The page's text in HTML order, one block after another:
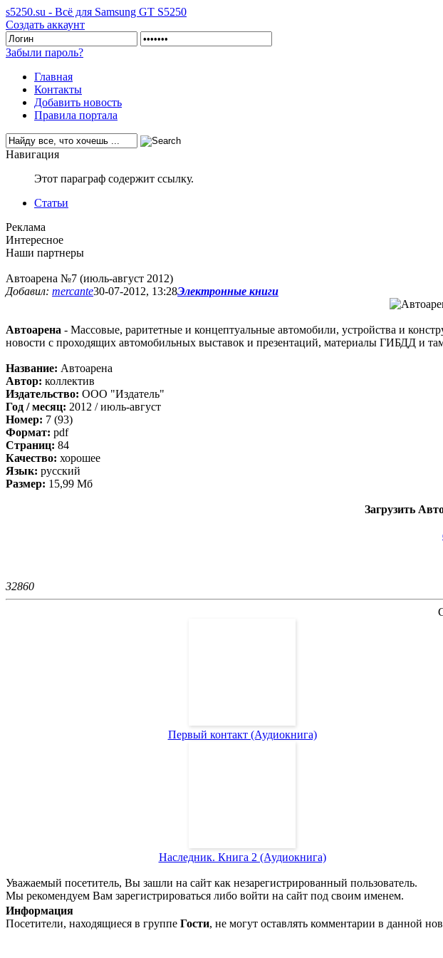
s5250.su - Всё для Samsung GT S5250
Создать аккаунт
Забыли пароль?
Главная
Контакты
Добавить новость
Правила портала
Навигация
Этот параграф содержит ссылку.
Статьи
Реклама
Интересное
Наши партнеры
Автоарена №7 (июль-август 2012)
Добавил: mercante30-07-2012, 13:28Электронные книги
Автоарена - Массовые, раритетные и концептуальные автомобили, устройства и
новости с проходящих автомобильных выставок и презентаций, материалы ГИБДД и
Название: Автоарена
Автор: коллектив
Издательство: ООО "Издатель"
Год / месяц: 2012 / июль-август
Номер: 7 (93)
Формат: pdf
Страниц: 84
Качество: хорошее
Язык: русский
Размер: 15,99 Мб
Загрузить
32860
Первый контакт (Аудиокнига)
Наследник. Книга 2 (Аудиокнига)
Уважаемый посетитель, Вы зашли на сайт как незарегистрированный пользователь.
Мы рекомендуем Вам зарегистрироваться либо войти на сайт под своим именем.
Информация
Посетители, находящиеся в группе Гости, не могут оставлять комментарии в данной